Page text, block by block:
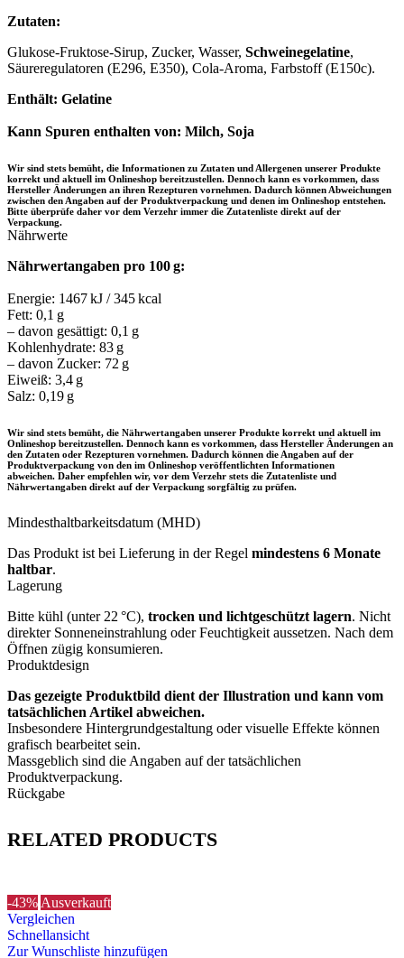
Zutaten:
Glukose-Fruktose-Sirup, Zucker, Wasser, Schweinegelatine,
Säureregulatoren (E296, E350), Cola-Aroma, Farbstoff (E150c).
Enthält: Gelatine
Kann Spuren enthalten von: Milch, Soja
Wir sind stets bemüht, die Informationen zu Zutaten und Allergenen unserer Produkte
korrekt und aktuell im Onlineshop bereitzustellen. Dennoch kann es vorkommen, dass
Hersteller Änderungen an ihren Rezepturen vornehmen. Dadurch können Abweichungen
zwischen den Angaben auf der Produktverpackung und denen im Onlineshop entstehen.
Bitte überprüfe daher vor dem Verzehr immer die Zutatenliste direkt auf der
Verpackung.
Nährwerte
Nährwertangaben pro 100 g:
Energie: 1467 kJ / 345 kcal
Fett: 0,1 g
– davon gesättigt: 0,1 g
Kohlenhydrate: 83 g
– davon Zucker: 72 g
Eiweiß: 3,4 g
Salz: 0,19 g
Wir sind stets bemüht, die Nährwertangaben unserer Produkte korrekt und aktuell im
Onlineshop bereitzustellen. Dennoch kann es vorkommen, dass Hersteller Änderungen an
den Zutaten oder Rezepturen vornehmen. Dadurch können die Angaben auf der
Produktverpackung von den im Onlineshop veröffentlichten Informationen
abweichen. Daher empfehlen wir, vor dem Verzehr stets die Zutatenliste und
Nährwertangaben direkt auf der Verpackung sorgfältig zu prüfen.
Mindesthaltbarkeitsdatum (MHD)
Das Produkt ist bei Lieferung in der Regel mindestens 6 Monate
haltbar.
Lagerung
Bitte kühl (unter 22 °C), trocken und lichtgeschützt lagern. Nicht
direkter Sonneneinstrahlung oder Feuchtigkeit aussetzen. Nach dem
Öffnen zügig konsumieren.
Produktdesign
Das gezeigte Produktbild dient der Illustration und kann vom
tatsächlichen Artikel abweichen.
Insbesondere Hintergrundgestaltung oder visuelle Effekte können
grafisch bearbeitet sein.
Massgeblich sind die Angaben auf der tatsächlichen
Produktverpackung.
Rückgabe
RELATED PRODUCTS
-43% Ausverkauft
Vergleichen
Schnellansicht
Zur Wunschliste hinzufügen